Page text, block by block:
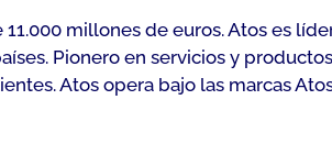
millones de euros. Atos es
Pionero en servicios y
Atos opera bajo las marcas